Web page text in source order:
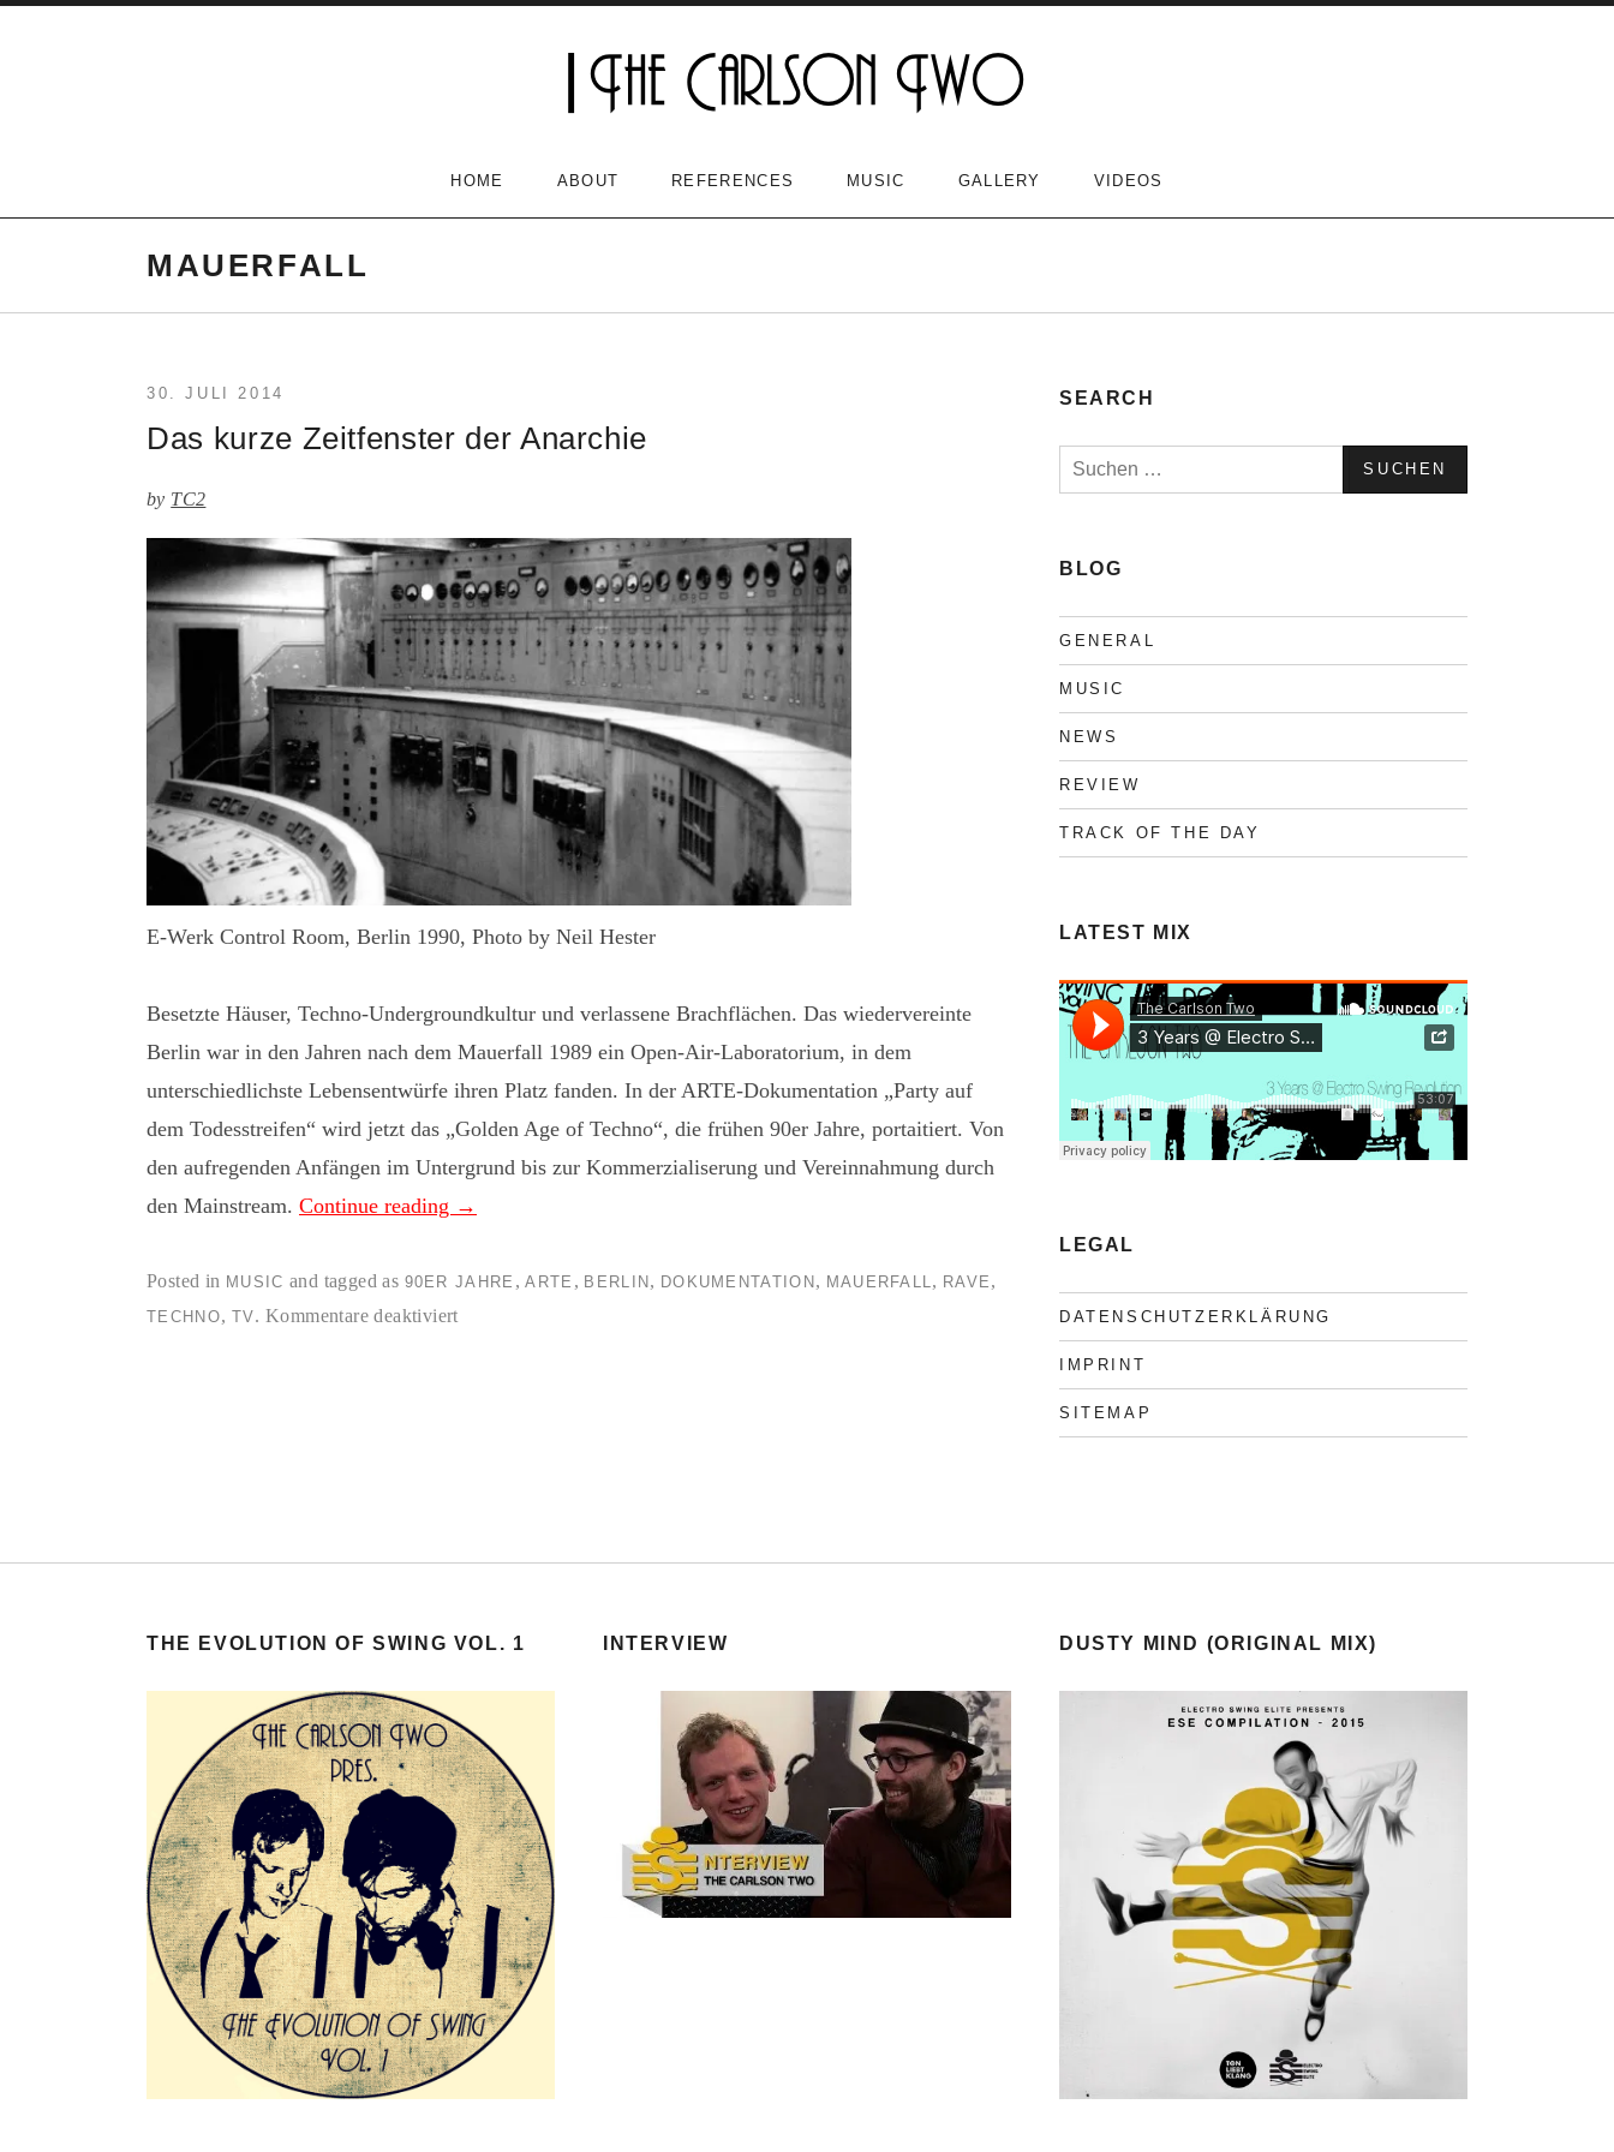
HOME ABOUT REFERENCES MUSIC GALLERY VIDEOS
MAUERFALL
Das kurze Zeitfenster der Anarchie
by TC2
30. JULI 2014
E-Werk Control Room, Berlin 1990, Photo by Neil Hester
Besetzte Häuser, Techno-Undergroundkultur und verlassene Brachflächen. Das wiedervereinte
Berlin war in den Jahren nach dem Mauerfall 1989 ein Open-Air-Laboratorium, in dem
unterschiedlichste Lebensentwürfe ihren Platz fanden. In der ARTE-Dokumentation „Party auf
dem Todesstreifen“ wird jetzt das „Golden Age of Techno“, die frühen 90er Jahre, portaitiert. Von
den aufregenden Anfängen im Untergrund bis zur Kommerzialiserung und Vereinnahmung durch
den Mainstream. Continue reading →
Posted in MUSIC and tagged as 90ER JAHRE ,ARTE , BERLIN , DOKUMENTATION , MAUERFALL, RAVE ,
TECHNO, TV.Kommentare deaktiviertfür
SEARCH
Suchen
nach:
BLOG
GENERAL
MUSIC
NEWS
REVIEW
TRACK OF THE DAY
LATEST MIX
LEGAL
DATENSCHUTZERKLÄRUNG
IMPRINT
SITEMAP
THE EVOLUTION OF SWING VOL. 1 INTERVIEW DUSTY MIND (ORIGINAL MIX)